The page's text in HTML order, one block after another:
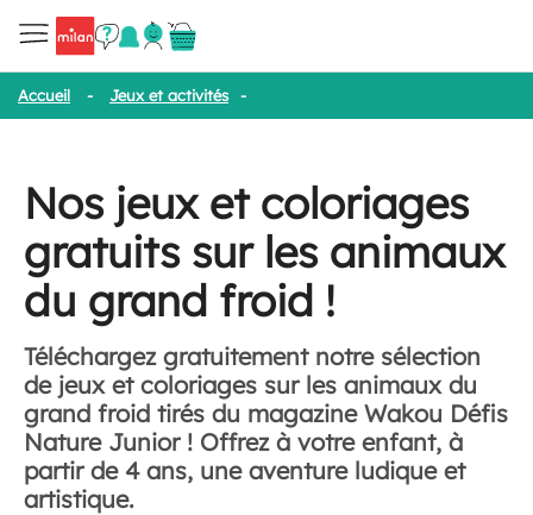
Accueil - Jeux et activités -
Nos jeux et coloriages
gratuits sur les animaux
du grand froid !
Téléchargez gratuitement notre sélection
de jeux et coloriages sur les animaux du
grand froid tirés du magazine Wakou Défis
Nature Junior ! Offrez à votre enfant, à
partir de 4 ans, une aventure ludique et
artistique.